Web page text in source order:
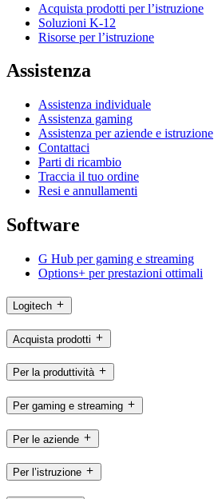
Acquista prodotti per l’istruzione
Soluzioni K-12
Risorse per l’istruzione
Assistenza
Assistenza individuale
Assistenza gaming
Assistenza per aziende e istruzione
Contattaci
Parti di ricambio
Traccia il tuo ordine
Resi e annullamenti
Software
G Hub per gaming e streaming
Options+ per prestazioni ottimali
Logitech
Acquista prodotti
Per la produttività
Per gaming e streaming
Per le aziende
Per l’istruzione